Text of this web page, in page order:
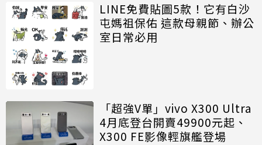
LINE免費貼圖5款！它有白沙
屯媽祖保佑 這款母親節、辦公
室日常必用
「超強V單」vivo X300 Ultra
4月底登台開賣49900元起、
X300 FE影像輕旗艦登場